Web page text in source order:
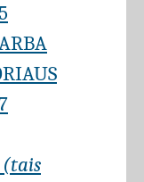
(tais